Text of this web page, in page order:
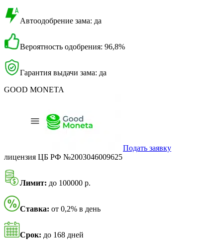
Автоодобрение зама: да
Вероятность одобрения: 96,8%
Гарантия выдачи зама: да
GOOD MONETA
Подать заявку
лицензия ЦБ РФ №2003046009625
Лимит: до 100000 р.
Ставка: от 0,2% в день
Срок: до 168 дней